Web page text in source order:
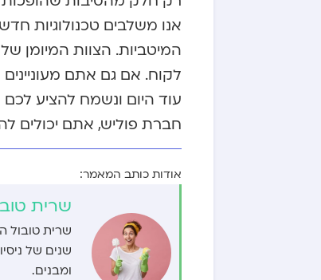
אנו משלבים טכנולוגיות
המיטביות. הצוות המיומן
לקוח. אם גם אתם
עוד היום ונשמח להציע
חברת פוליש, אתם יכולים
אודות כותב המאמר:
שרית
שרית טובול
שנים של
ומבנים.